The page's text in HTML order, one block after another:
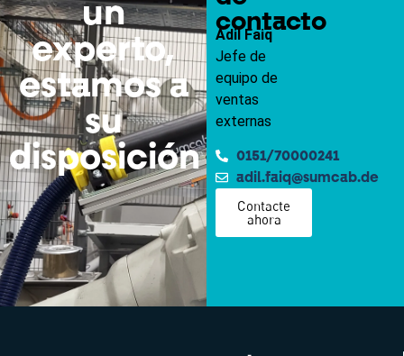
un
experto,
estamos a
su
disposición
contacto
Adil Faiq
Jefe de
equipo de
ventas
externas
0151/70000241
adil.faiq@sumcab.de
Contacte
ahora